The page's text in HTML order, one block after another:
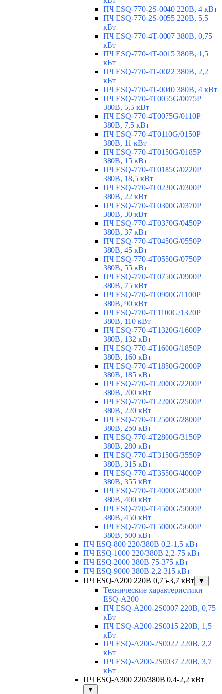
ПЧ ESQ-770-2S-0040 220В, 4 кВт
ПЧ ESQ-770-2S-0055 220В, 5,5
кВт
ПЧ ESQ-770-4T-0007 380В, 0,75
кВт
ПЧ ESQ-770-4T-0015 380В, 1,5
кВт
ПЧ ESQ-770-4T-0022 380В, 2,2
кВт
ПЧ ESQ-770-4T-0040 380В, 4 кВт
ПЧ ESQ-770-4T0055G/0075P
380В, 5,5 кВт
ПЧ ESQ-770-4T0075G/0110P
380В, 7,5 кВт
ПЧ ESQ-770-4T0110G/0150P
380В, 11 кВт
ПЧ ESQ-770-4T0150G/0185P
380В, 15 кВт
ПЧ ESQ-770-4T0185G/0220P
380В, 18,5 кВт
ПЧ ESQ-770-4T0220G/0300P
380В, 22 кВт
ПЧ ESQ-770-4T0300G/0370P
380В, 30 кВт
ПЧ ESQ-770-4T0370G/0450P
380В, 37 кВт
ПЧ ESQ-770-4T0450G/0550P
380В, 45 кВт
ПЧ ESQ-770-4T0550G/0750P
380В, 55 кВт
ПЧ ESQ-770-4T0750G/0900P
380В, 75 кВт
ПЧ ESQ-770-4T0900G/1100P
380В, 90 кВт
ПЧ ESQ-770-4T1100G/1320P
380В, 110 кВт
ПЧ ESQ-770-4T1320G/1600P
380В, 132 кВт
ПЧ ESQ-770-4T1600G/1850P
380В, 160 кВт
ПЧ ESQ-770-4T1850G/2000P
380В, 185 кВт
ПЧ ESQ-770-4T2000G/2200P
380В, 200 кВт
ПЧ ESQ-770-4T2200G/2500P
380В, 220 кВт
ПЧ ESQ-770-4T2500G/2800P
380В, 250 кВт
ПЧ ESQ-770-4T2800G/3150P
380В, 280 кВт
ПЧ ESQ-770-4T3150G/3550P
380В, 315 кВт
ПЧ ESQ-770-4T3550G/4000P
380В, 355 кВт
ПЧ ESQ-770-4T4000G/4500P
380В, 400 кВт
ПЧ ESQ-770-4T4500G/5000P
380В, 450 кВт
ПЧ ESQ-770-4T5000G/5600P
380В, 500 кВт
ПЧ ESQ-800 220/380В 0,2-1,5 кВт
ПЧ ESQ-1000 220/380В 2,2-75 кВт
ПЧ ESQ-2000 380В 75-375 кВт
ПЧ ESQ-9000 380В 2,2-315 кВт
ПЧ ESQ-A200 220В 0,75-3,7 кВт
▼
Технические характеристики
ESQ-A200
ПЧ ESQ-A200-2S0007 220В, 0,75
кВт
ПЧ ESQ-A200-2S0015 220В, 1,5
кВт
ПЧ ESQ-A200-2S0022 220В, 2,2
кВт
ПЧ ESQ-A200-2S0037 220В, 3,7
кВт
ПЧ ESQ-A300 220/380В 0,4-2,2 кВт
▼